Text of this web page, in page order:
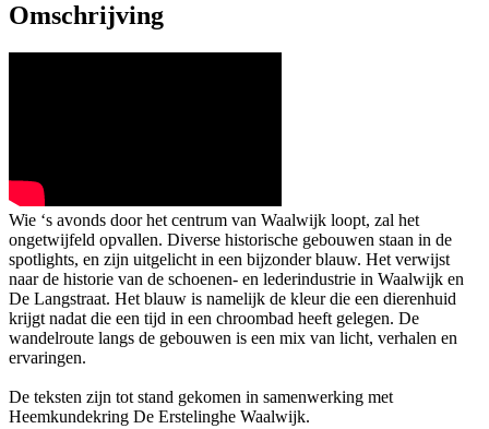
Omschrijving
Wie ‘s avonds door het centrum van Waalwijk loopt, zal het
ongetwijfeld opvallen. Diverse historische gebouwen staan in de
spotlights, en zijn uitgelicht in een bijzonder blauw. Het verwijst
naar de historie van de schoenen- en lederindustrie in Waalwijk en
De Langstraat. Het blauw is namelijk de kleur die een dierenhuid
krijgt nadat die een tijd in een chroombad heeft gelegen. De
wandelroute langs de gebouwen is een mix van licht, verhalen en
ervaringen.
De teksten zijn tot stand gekomen in samenwerking met
Heemkundekring De Erstelinghe Waalwijk.